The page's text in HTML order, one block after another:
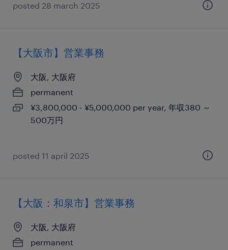
posted 28 march 2025
【大阪市】営業事務
大阪, 大阪府
permanent
¥3,800,000 - ¥5,000,000 per year, 年収380 ～
500万円
posted 11 april 2025
【大阪：和泉市】営業事務
大阪, 大阪府
permanent